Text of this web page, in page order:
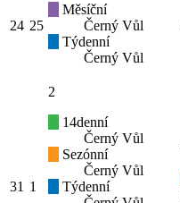
24 25
Měsíční
Černý Vůl
Týdenní
Černý Vůl
31 1
2
14denní
Černý Vůl
Sezónní
Černý Vůl
Týdenní